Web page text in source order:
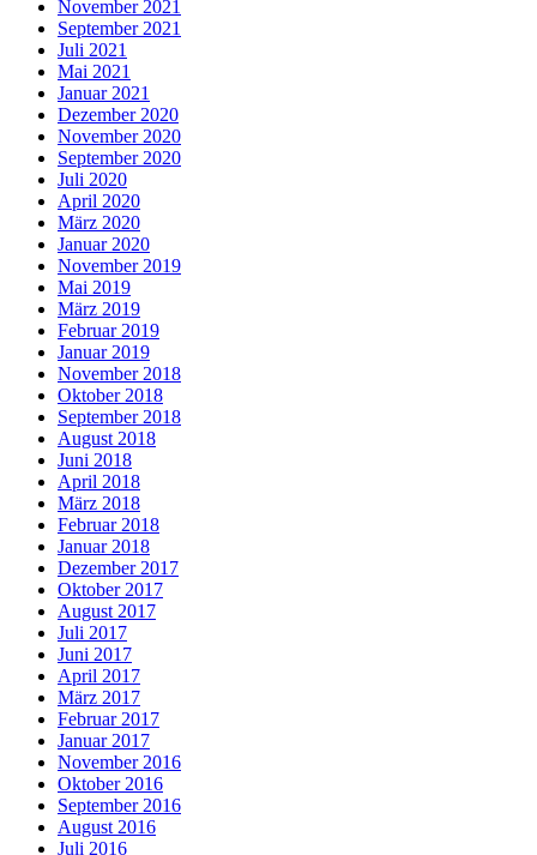
November 2021
September 2021
Juli 2021
Mai 2021
Januar 2021
Dezember 2020
November 2020
September 2020
Juli 2020
April 2020
März 2020
Januar 2020
November 2019
Mai 2019
März 2019
Februar 2019
Januar 2019
November 2018
Oktober 2018
September 2018
August 2018
Juni 2018
April 2018
März 2018
Februar 2018
Januar 2018
Dezember 2017
Oktober 2017
August 2017
Juli 2017
Juni 2017
April 2017
März 2017
Februar 2017
Januar 2017
November 2016
Oktober 2016
September 2016
August 2016
Juli 2016